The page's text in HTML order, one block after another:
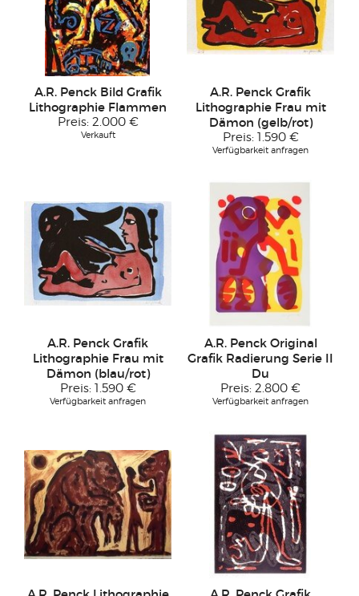
A.R. Penck Bild Grafik
Lithographie Flammen
Preis: 2.000 €
Verkauft
A.R. Penck Grafik
Lithographie Frau mit
Dämon (gelb/rot)
Preis: 1.590 €
Verfügbarkeit anfragen
A.R. Penck Grafik
Lithographie Frau mit
Dämon (blau/rot)
Preis: 1.590 €
Verfügbarkeit anfragen
A.R. Penck Original
Grafik Radierung Serie II
Du
Preis: 2.800 €
Verfügbarkeit anfragen